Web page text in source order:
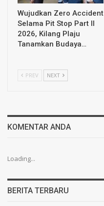
Wujudkan Zero Accident
Selama Pit Stop Part II
2026, Kilang Plaju
Tanamkan Budaya…
PREV NEXT
KOMENTAR ANDA
Loading...
BERITA TERBARU